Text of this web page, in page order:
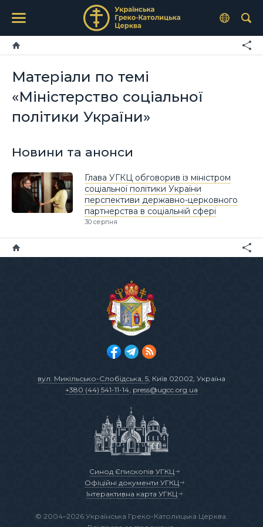
Матеріали по темі
«Міністерство соціальної
політики України»
Новини та анонси
Глава УГКЦ обговорив із міністром
соціальної політики України
перспективи державно-церковного
партнерства в соціальній сфері
30 серпня
вул. Микільсько-Слобідська, 5, Київ 02002, Україна
+380 (44) 541-11-14, press@ugcc.org.ua
Синод Єпископів УГКЦ
Офіційні документи УГКЦ
Інтерактивна карта УГКЦ
© 2004–2026 Українська Греко-Католицька Церква.